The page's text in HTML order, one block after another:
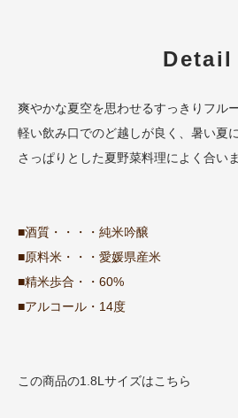
Detail
爽やかな夏空を思わせるすっきりフル
軽い飲み口でのど越しが良く、暑い夏
さっぱりとした夏野菜料理によく合いま
■酒質・・・・純米吟醸
■原料米・・・愛媛県産米
■精米歩合・・60%
■アルコール・14度
この商品の1.8Lサイズはこちら